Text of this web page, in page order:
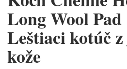
Long Wool
Leštiaci kotúč
kože